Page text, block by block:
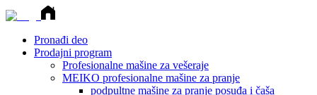
Pronađi deo
Prodajni program
Profesionalne mašine za vešeraje
MEIKO profesionalne mašine za pranje
podpultne mašine za pranje posuđa i čaša